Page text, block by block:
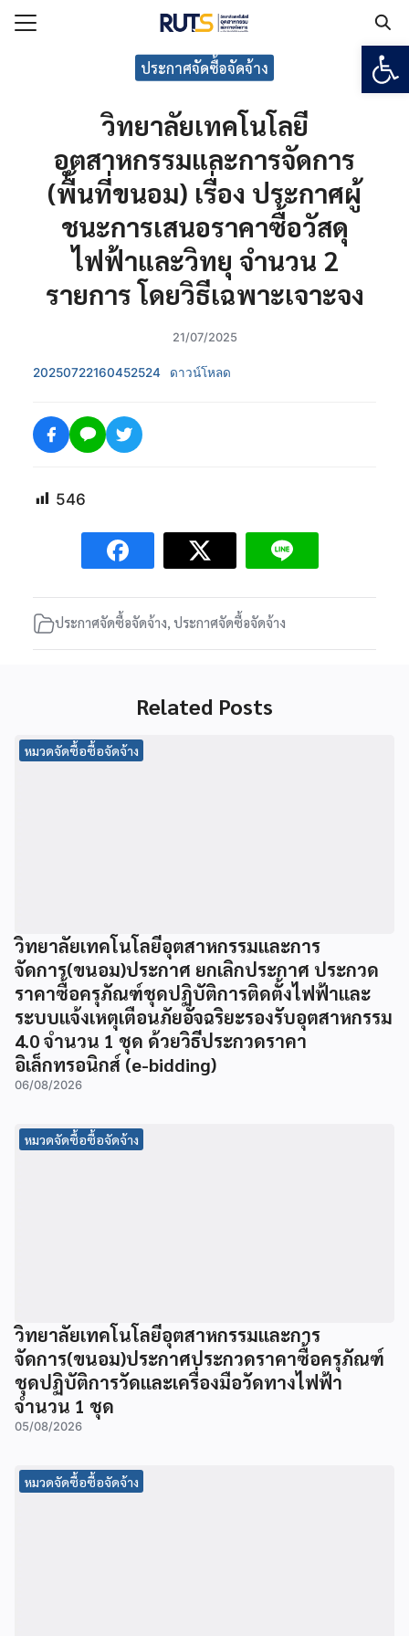
บวิทยาลัยฯ
ประกาศจัดซื้อจัดจ้าง
วิทยาลัยเทคโนโลยี
อุตสาหกรรมและการจัดการ
(พื้นที่ขนอม) เรื่อง ประกาศผู้
ชนะการเสนอราคาซื้อวัสดุ
ไฟฟ้าและวิทยุ จำนวน 2
รายการ โดยวิธีเฉพาะเจาะจง
21/07/2025
20250722160452524 ดาวน์โหลด
546
ประกาศจัดซื้อจัดจ้าง ประกาศจัดซื้อจัดจ้าง
Related Posts
หมวดจัดซื้อซื้อจัดจ้าง
วิทยาลัยเทคโนโลยีอุตสาหกรรมและการ
จัดการ(ขนอม)ประกาศ ยกเลิกประกาศ ประกวด
ราคาซื้อครุภัณฑ์ชุดปฏิบัติการติดตั้งไฟฟ้าและ
ระบบแจ้งเหตุเตือนภัยอัจฉริยะรองรับอุตสาหกรรม
4.0 จำนวน 1 ชุด ด้วยวิธีประกวดราคา
อิเล็กทรอนิกส์ (e-bidding)
06/08/2026
หมวดจัดซื้อซื้อจัดจ้าง
วิทยาลัยเทคโนโลยีอุตสาหกรรมและการ
จัดการ(ขนอม)ประกาศประกวดราคาซื้อครุภัณฑ์
ชุดปฏิบัติการวัดและเครื่องมือวัดทางไฟฟ้า
จำนวน 1 ชุด
05/08/2026
หมวดจัดซื้อซื้อจัดจ้าง